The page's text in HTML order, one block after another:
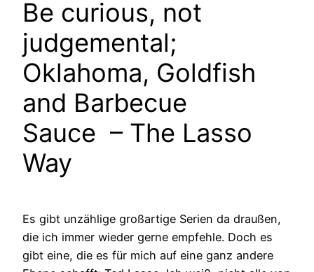
Be curious, not
judgemental;
Oklahoma, Goldfish
and Barbecue
Sauce – The Lasso
Way
Es gibt unzählige großartige Serien da draußen,
die ich immer wieder gerne empfehle. Doch es
gibt eine, die es für mich auf eine ganz andere